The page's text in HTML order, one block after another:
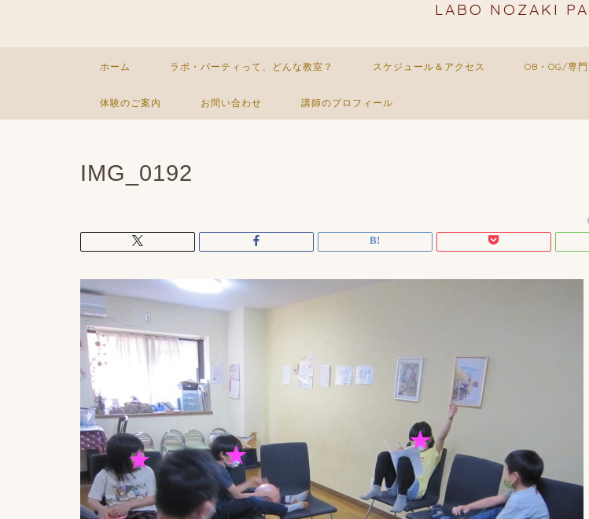
LABO NOZAKI
ホーム ラボ・パーティって、どんな教室？ スケジュール＆アクセス OB・OG/専
体験のご案内 お問い合わせ 講師のプロフィール
IMG_0192